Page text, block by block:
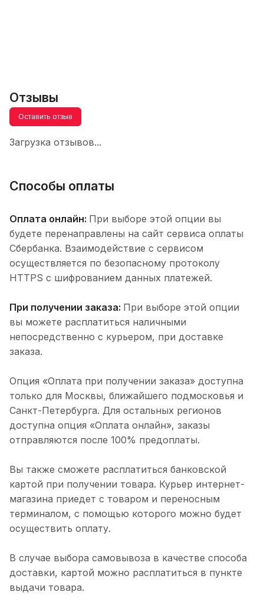
Отзывы
Оставить отзыв
Загрузка отзывов...
Способы оплаты
Оплата онлайн: При выборе этой опции вы
будете перенаправлены на сайт сервиса оплаты
Сбербанка. Взаимодействие с сервисом
осуществляется по безопасному протоколу
HTTPS с шифрованием данных платежей.
При получении заказа: При выборе этой опции
вы можете расплатиться наличными
непосредственно с курьером, при доставке
заказа.
Опция «Оплата при получении заказа» доступна
только для Москвы, ближайшего подмосковья и
Санкт-Петербурга. Для остальных регионов
доступна опция «Оплата онлайн», заказы
отправляются после 100% предоплаты.
Вы также сможете расплатиться банковской
картой при получении товара. Курьер интернет-
магазина приедет с товаром и переносным
терминалом, с помощью которого можно будет
осуществить оплату.
В случае выбора самовывоза в качестве способа
доставки, картой можно расплатиться в пункте
выдачи товара.